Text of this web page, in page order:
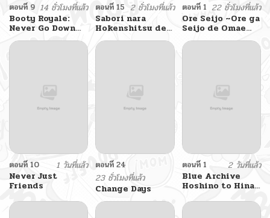
ตอนที่ 9 14 ชั่วโมงที่แล้ว
Booty Royale:
Never Go Down
Without A Fight!
ตอนที่ 15 2 ชั่วโมงที่แล้ว
Sabori nara
Hokenshitsu de
Douzo?
ตอนที่ 1 22 ชั่วโมงที่แล้ว
Ore Seijo ~Ore ga
Seijo de Omae
Akuyaku Reijou
Saikyou Tag
ตอนที่ 10
1 วันที่แล้ว
Never Just
Friends
ตอนที่ 24
23 ชั่วโมงที่แล้ว
Change Days
ตอนที่ 1
2 วันที่แล้ว
Blue Archive
Hoshino to Hina
masseji sareru